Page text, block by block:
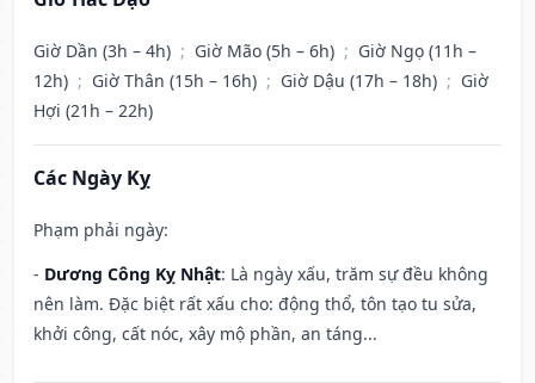
Giờ Dần (3h – 4h) ; Giờ Mão (5h – 6h) ; Giờ Ngọ (11h –
12h) ; Giờ Thân (15h – 16h) ; Giờ Dậu (17h – 18h) ; Giờ
Hợi (21h – 22h)
Các Ngày Kỵ
Phạm phải ngày:
- Dương Công Kỵ Nhật: Là ngày xấu, trăm sự đều không
nên làm. Đặc biệt rất xấu cho: động thổ, tôn tạo tu sửa,
khởi công, cất nóc, xây mộ phần, an táng...